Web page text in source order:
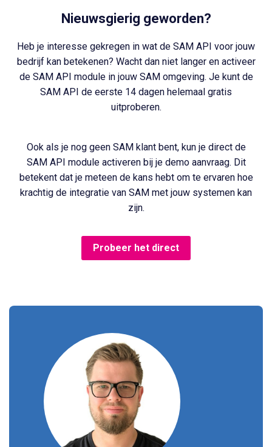
Nieuwsgierig geworden?
Heb je interesse gekregen in wat de SAM API voor jouw
bedrijf kan betekenen? Wacht dan niet langer en activeer
de SAM API module in jouw SAM omgeving. Je kunt de
SAM API de eerste 14 dagen helemaal gratis
uitproberen.
Ook als je nog geen SAM klant bent, kun je direct de
SAM API module activeren bij je demo aanvraag. Dit
betekent dat je meteen de kans hebt om te ervaren hoe
krachtig de integratie van SAM met jouw systemen kan
zijn.
Probeer het direct